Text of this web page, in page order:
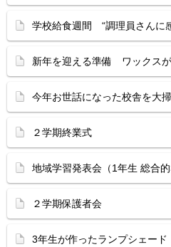
学校給食週間 “調理員さんに
新年を迎える準備 ワックス
今年お世話になった校舎を大
２学期終業式
地域学習発表会（1年生 総合的
２学期保護者会
3年生が作ったランプシェー